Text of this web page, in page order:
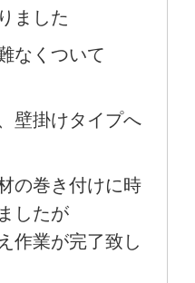
ました
なくついて
壁掛けタイプへ
の巻き付けに時
したが
作業が完了致し